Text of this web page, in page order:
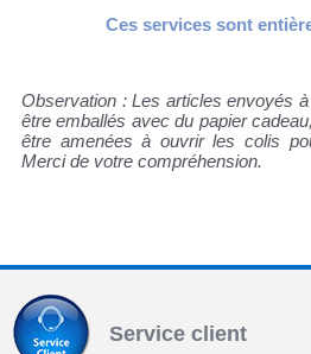
Ces services sont
Observation : Les articles envoyés
être emballés avec du papier
être amenées à ouvrir les colis
Merci de votre compréhension.
Service client